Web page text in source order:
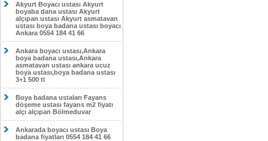
Akyurt Boyacı ustası Akyurt
boyaba dana ustası Akyurt
alçıpan ustası Akyurt asmatavan
ustası boya badana ustası boyacı
Ankara 0554 184 41 66
Ankara boyacı ustası,Ankara
boya badana ustası,Ankara
asmatavan ustası ankara ucuz
boya ustası,boya badana ustası
3+1 500 tl
Boya badana ustaları Fayans
döşeme ustası fayans m2 fiyatı
alçı alçıpan Bölmeduvar
Ankarada boyacı ustası Boya
badana fiyatları 0554 184 41 66